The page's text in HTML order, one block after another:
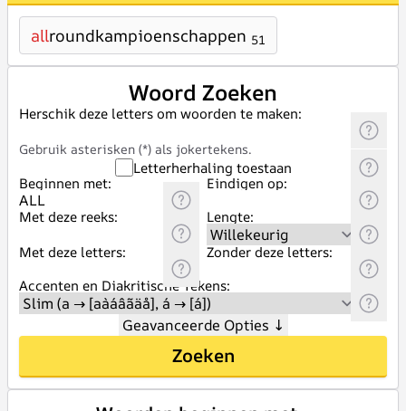
allroundkampioenschappen 51
Woord Zoeken
Herschik deze letters om woorden te maken:
Gebruik asterisken (*) als jokertekens.
Letterherhaling toestaan
Beginnen met:
Eindigen op:
Met deze reeks:
Lengte:
Met deze letters:
Zonder deze letters:
Accenten en Diakritische Tekens:
Geavanceerde Opties ↓
Zoeken